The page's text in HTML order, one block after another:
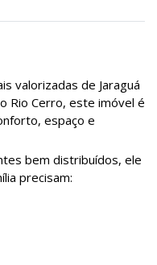
valorizadas de Jaraguá
Rio Cerro, este imóvel é
espaço e
bem distribuídos, ele
precisam: